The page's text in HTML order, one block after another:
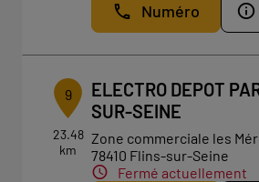
Numéro
9
23.48
km
ELECTRO DEPOT
SUR-SEINE
Zone commerciale les
78410 Flins-sur-Seine
Fermé actuellement